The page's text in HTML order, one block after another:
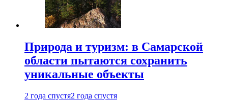
Природа и туризм: в Самарской
области пытаются сохранить
уникальные объекты
2 года спустя2 года спустя